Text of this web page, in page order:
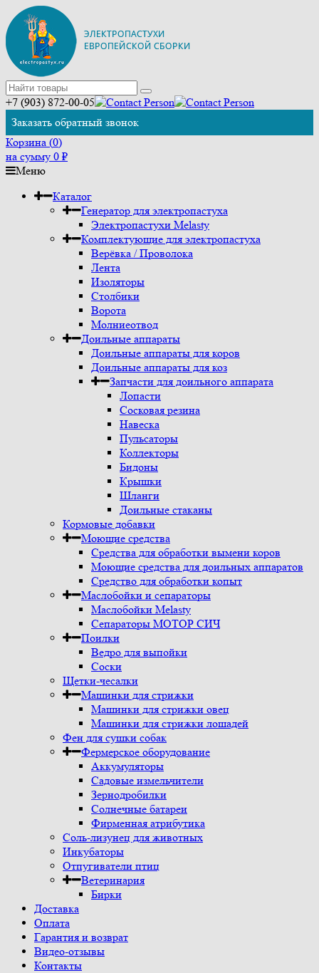
+7 (903) 872-00-05
Заказать обратный звонок
Корзина (0)
на сумму 0 ₽
Меню
Каталог
Генератор для электропастуха
Электропастухи Melasty
Комплектующие для электропастуха
Верёвка / Проволока
Лента
Изоляторы
Столбики
Ворота
Молниеотвод
Доильные аппараты
Доильные аппараты для коров
Доильные аппараты для коз
Запчасти для доильного аппарата
Лопасти
Сосковая резина
Навеска
Пульсаторы
Коллекторы
Бидоны
Крышки
Шланги
Доильные стаканы
Кормовые добавки
Моющие средства
Средства для обработки вымени коров
Моющие средства для доильных аппаратов
Средство для обработки копыт
Маслобойки и сепараторы
Маслобойки Melasty
Сепараторы МОТОР СИЧ
Поилки
Ведро для выпойки
Соски
Щетки-чесалки
Машинки для стрижки
Машинки для стрижки овец
Машинки для стрижки лошадей
Фен для сушки собак
Фермерское оборудование
Аккумуляторы
Садовые измельчители
Зернодробилки
Солнечные батареи
Фирменная атрибутика
Соль-лизунец для животных
Инкубаторы
Отпугиватели птиц
Ветеринария
Бирки
Доставка
Оплата
Гарантия и возврат
Видео-отзывы
Контакты